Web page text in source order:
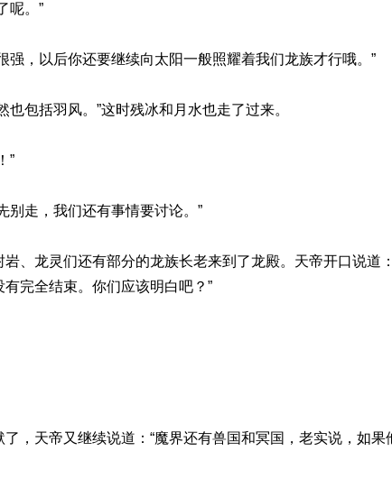
呢。”
强，以后你还要继续向太阳一般照耀着我们龙族才行哦。”
包括羽风。”这时残冰和月水也走了过来。
”
别走，我们还有事情要讨论。”
、龙灵们还有部分的龙族长老来到了龙殿。天帝开口说道
完全结束。你们应该明白吧？”
继续说道：“魔界还有兽国和冥国，老实说，如果他